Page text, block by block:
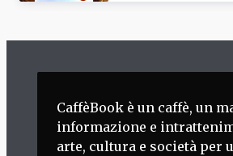
CaffèBook è un caffè, un
informazione e
arte, cultura e società per